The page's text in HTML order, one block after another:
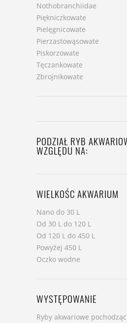
Nothobranchiidae
Piękniczkowate
Pielęgnicowate
Pierzastowąsowate
Piskorzowate
Tęczankowate
Zbrojnikowate
PODZIAŁ RYB
WZGLĘDU NA:
WIELKOŚC AKWARIUM
Nano do 30 L
Od 30 L do 120 L
Od 120 L do 450 L
Powyżej 450 L
Oczko wodne
WYSTĘPOWANIE
Ryby akwariowe